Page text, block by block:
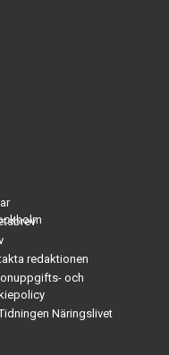
redaktionen
och
Näringslivet